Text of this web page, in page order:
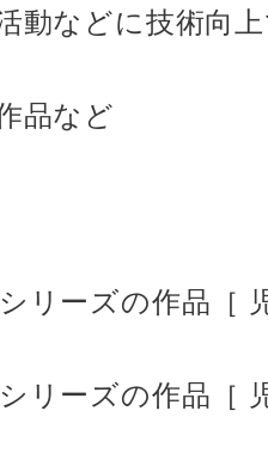
動などに技術向
品など
ーズの作品［
ーズの作品［